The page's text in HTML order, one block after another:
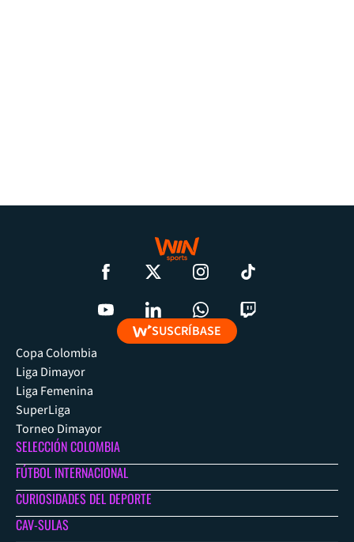
SUSCRÍBASE
Copa Colombia
Liga Dimayor
Liga Femenina
SuperLiga
Torneo Dimayor
SELECCIÓN COLOMBIA
FÚTBOL INTERNACIONAL
CURIOSIDADES DEL DEPORTE
CAV-SULAS